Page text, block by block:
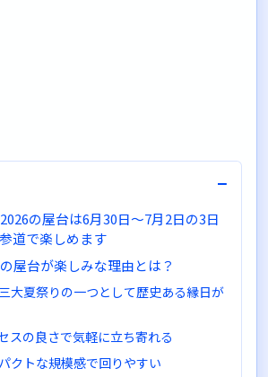
−
の屋台は6月30日〜7月2日の3日
道で楽しめます
屋台が楽しみな理由とは？
大夏祭りの一つとして歴史ある縁日が
スの良さで気軽に立ち寄れる
クトな規模感で回りやすい